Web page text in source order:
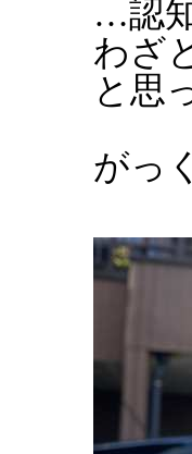
…認
わざ
と思
がっ